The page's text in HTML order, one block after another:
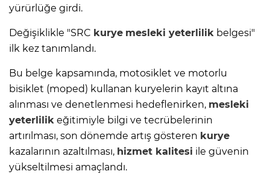
yürürlüğe girdi.
Değişiklikle "SRC kurye mesleki yeterlilik belgesi"
ilk kez tanımlandı.
Bu belge kapsamında, motosiklet ve motorlu
bisiklet (moped) kullanan kuryelerin kayıt altına
alınması ve denetlenmesi hedeflenirken, mesleki
yeterlilik eğitimiyle bilgi ve tecrübelerinin
artırılması, son dönemde artış gösteren kurye
kazalarının azaltılması, hizmet kalitesi ile güvenin
yükseltilmesi amaçlandı.